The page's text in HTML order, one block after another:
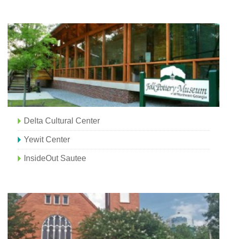
Delta Cultural Center
Yewit Center
InsideOut Sautee